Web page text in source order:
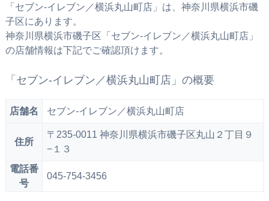
「セブン‐イレブン／横浜丸山町店」は、神奈川県横浜市磯
子区にあります。
神奈川県横浜市磯子区「セブン‐イレブン／横浜丸山町店」
の店舗情報は下記でご確認頂けます。
「セブン‐イレブン／横浜丸山町店」の概要
店舗名 セブン‐イレブン／横浜丸山町店
住所
〒235-0011 神奈川県横浜市磯子区丸山２丁目９
−１３
電話番
号
045-754-3456